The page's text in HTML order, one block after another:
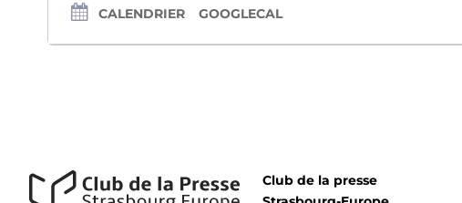
Invitation to the press conference
Thursday, 19 September 2024, 2 pm
CALENDRIER GOOGLECAL
Club de la presse